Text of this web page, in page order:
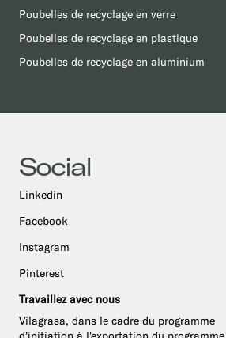
Poubelles de recyclage en verre
Poubelles de recyclage en plastique
Poubelles de recyclage en aluminium
Social
Linkedin
Facebook
Instagram
Pinterest
Travaillez avec nous
Vilagrasa, dans le cadre du programme
d'initiation à l'exportation du programme